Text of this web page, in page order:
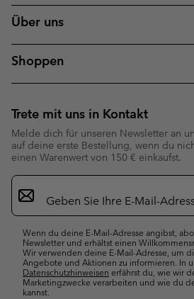
Über uns
Shoppen
Trete mit uns in Kontakt
Melde dich für unseren Newsletter an
auf deine erste Bestellung, wenn du
einen Warenwert von 150 € einkaufst.
Newsletter-
Anmeldung
Wenn du deine E-Mail-Adresse angibst,
Newsletter und erhältst einen
Wir verwenden deine E-Mail-Adresse, um
Angebote und Aktionen zu informieren. In
Datenschutzhinweisen erfährst du, wie wir
Marketingzwecke verarbeiten und wie du
kannst.